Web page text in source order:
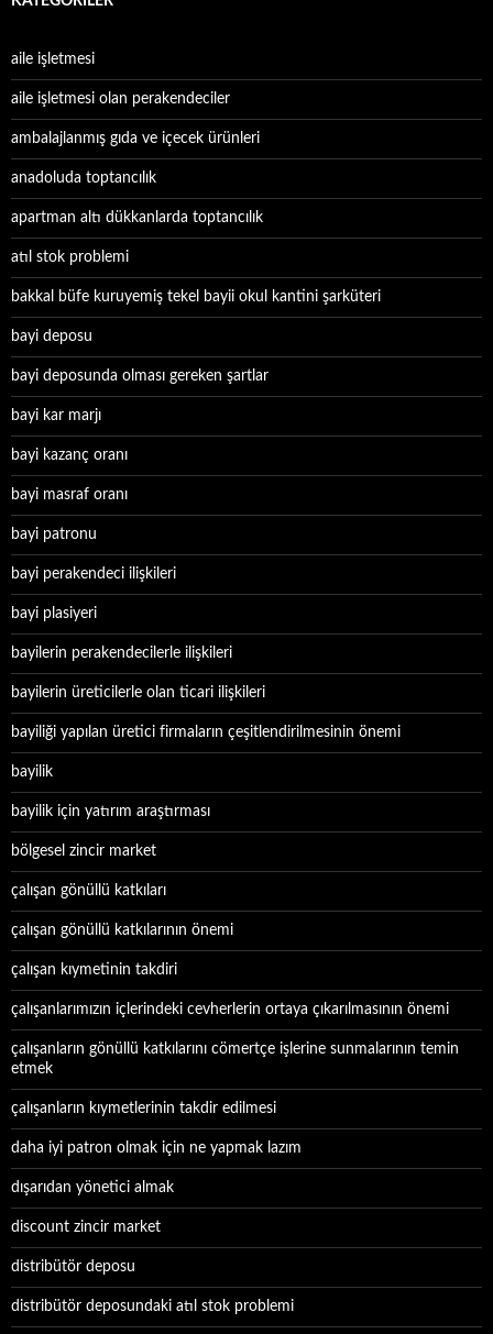
aile işletmesi
aile işletmesi olan perakendeciler
ambalajlanmış gıda ve içecek ürünleri
anadoluda toptancılık
apartman altı dükkanlarda toptancılık
atıl stok problemi
bakkal büfe kuruyemiş tekel bayii okul kantini şarküteri
bayi deposu
bayi deposunda olması gereken şartlar
bayi kar marjı
bayi kazanç oranı
bayi masraf oranı
bayi patronu
bayi perakendeci ilişkileri
bayi plasiyeri
bayilerin perakendecilerle ilişkileri
bayilerin üreticilerle olan ticari ilişkileri
bayiliği yapılan üretici firmaların çeşitlendirilmesinin önemi
bayilik
bayilik için yatırım araştırması
bölgesel zincir market
çalışan gönüllü katkıları
çalışan gönüllü katkılarının önemi
çalışan kıymetinin takdiri
çalışanlarımızın içlerindeki cevherlerin ortaya çıkarılmasının önemi
çalışanların gönüllü katkılarını cömertçe işlerine sunmalarının temin
etmek
çalışanların kıymetlerinin takdir edilmesi
daha iyi patron olmak için ne yapmak lazım
dışarıdan yönetici almak
discount zincir market
distribütör deposu
distribütör deposundaki atıl stok problemi